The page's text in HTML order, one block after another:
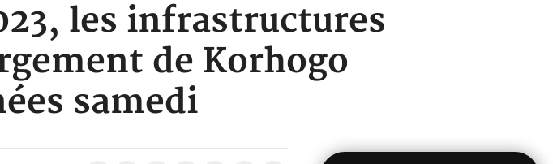
les infrastructures
de Korhogo
samedi